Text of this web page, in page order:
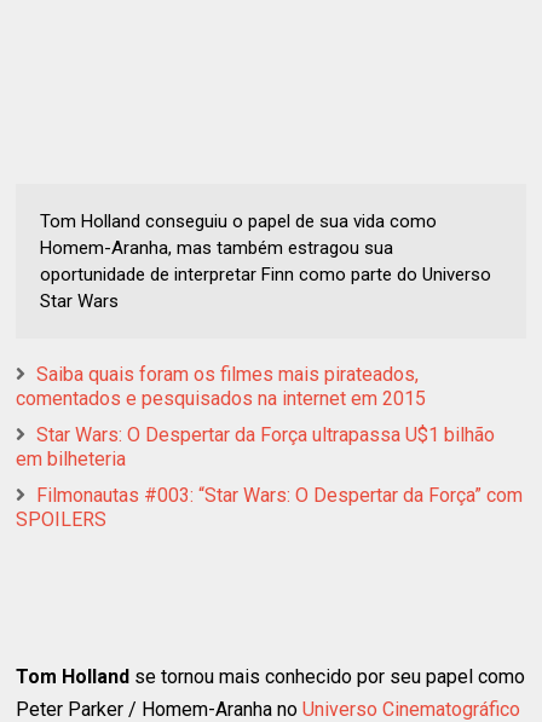
Tom Holland conseguiu o papel de sua vida como
Homem-Aranha, mas também estragou sua
oportunidade de interpretar Finn como parte do Universo
Star Wars
Saiba quais foram os filmes mais pirateados,
comentados e pesquisados na internet em 2015
Star Wars: O Despertar da Força ultrapassa U$1 bilhão
em bilheteria
Filmonautas #003: “Star Wars: O Despertar da Força” com
SPOILERS
Tom Holland se tornou mais conhecido por seu papel como
Peter Parker / Homem-Aranha noUniverso Cinematográfico